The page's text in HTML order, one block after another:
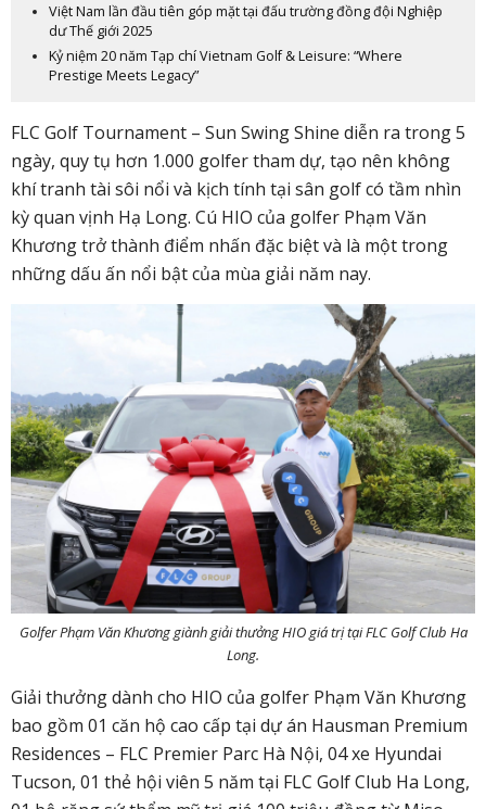
Việt Nam lần đầu tiên góp mặt tại đấu trường đồng đội Nghiệp
dư Thế giới 2025
Kỷ niệm 20 năm Tạp chí Vietnam Golf & Leisure: “Where
Prestige Meets Legacy”
FLC Golf Tournament – Sun Swing Shine diễn ra trong 5
ngày, quy tụ hơn 1.000 golfer tham dự, tạo nên không
khí tranh tài sôi nổi và kịch tính tại sân golf có tầm nhìn
kỳ quan vịnh Hạ Long. Cú HIO của golfer Phạm Văn
Khương trở thành điểm nhấn đặc biệt và là một trong
những dấu ấn nổi bật của mùa giải năm nay.
Golfer Phạm Văn Khương giành giải thưởng HIO giá trị tại FLC Golf Club Ha
Long.
Giải thưởng dành cho HIO của golfer Phạm Văn Khương
bao gồm 01 căn hộ cao cấp tại dự án Hausman Premium
Residences – FLC Premier Parc Hà Nội, 04 xe Hyundai
Tucson, 01 thẻ hội viên 5 năm tại FLC Golf Club Ha Long,